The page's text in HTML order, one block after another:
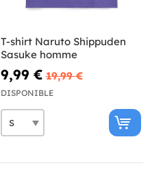
T-shirt Naruto Shippuden
Sasuke homme
9,99 € 19,99 €
DISPONIBLE